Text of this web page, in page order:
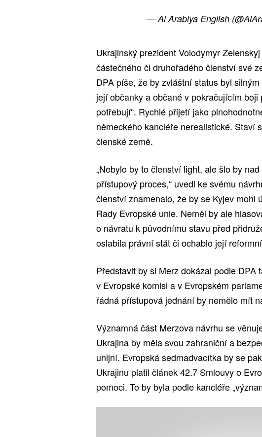
— Al Arabiya English
Ukrajinský prezident Volodymyr
částečného či druhořadého členství své
DPA píše, že by zvláštní status byl
její občanky a občané v pokračujícím
potřebují“. Rychlé přijetí jako
německého kancléře nerealistické. Staví
členské země.
„Nebylo by to členství light, ale šlo by
přístupový proces,“ uvedl ke svému
členství znamenalo, že by se Kyjev mohl
Rady Evropské unie. Neměl by ale
o návratu k původnímu stavu před
oslabila právní stát či ochablo její
Představit by si Merz dokázal podle
v Evropské komisi a v Evropském
řádná přístupová jednání by nemělo mít
Významná část Merzova návrhu se
Ukrajina by měla svou zahraniční a
unijní. Evropská sedmadvacítka by se
Ukrajinu platil článek 42.7 Smlouvy o
pomoci. To by byla podle kancléře